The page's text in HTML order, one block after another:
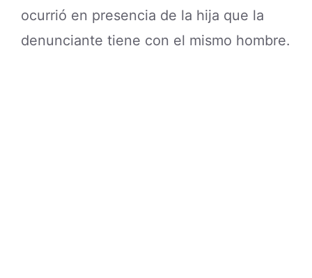
ocurrió en presencia de la hija que la
denunciante tiene con el mismo hombre.